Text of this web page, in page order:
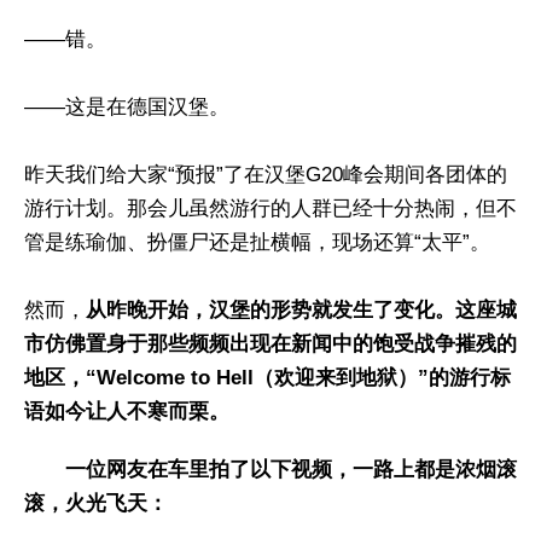
——错。
——这是在德国汉堡。
昨天我们给大家“预报”了在汉堡G20峰会期间各团体的
游行计划。那会儿虽然游行的人群已经十分热闹，但不
管是练瑜伽、扮僵尸还是扯横幅，现场还算“太平”。
然而， 从昨晚开始，汉堡的形势就发生了变化。这座城
市仿佛置身于那些频频出现在新闻中的饱受战争摧残的
地区，“Welcome to Hell（欢迎来到地狱）”的游行标
语如今让人不寒而栗。
一位网友在车里拍了以下视频，一路上都是浓烟滚
滚，火光飞天：